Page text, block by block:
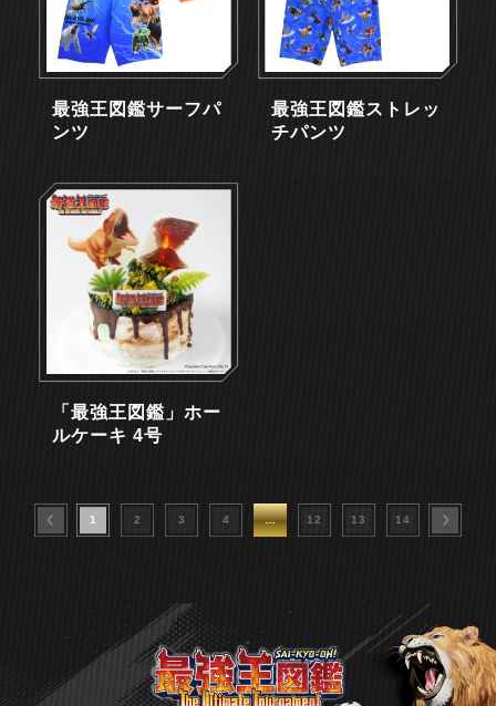
最強王図鑑サーフパ
ンツ
最強王図鑑ストレッ
チパンツ
「最強王図鑑」ホー
ルケーキ 4号
1 2 3 4 … 12 13 14